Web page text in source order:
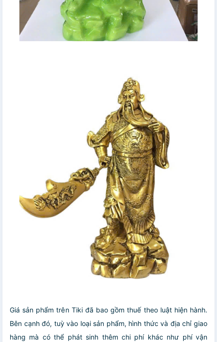
Giá sản phẩm trên Tiki đã bao gồm thuế theo luật hiện hành.
Bên cạnh đó, tuỳ vào loại sản phẩm, hình thức và địa chỉ giao
hàng mà có thể phát sinh thêm chi phí khác như phí vận